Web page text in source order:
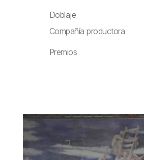
Doblaje
Compañía productora
Premios